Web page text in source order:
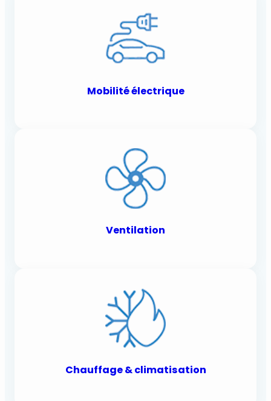
Mobilité électrique
Ventilation
Chauffage & climatisation